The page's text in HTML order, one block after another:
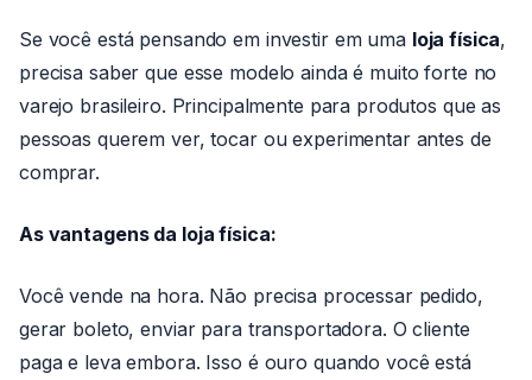
Se você está pensando em investir em uma loja física,
precisa saber que esse modelo ainda é muito forte no
varejo brasileiro. Principalmente para produtos que as
pessoas querem ver, tocar ou experimentar antes de
comprar.
As vantagens da loja física:
Você vende na hora. Não precisa processar pedido,
gerar boleto, enviar para transportadora. O cliente
paga e leva embora. Isso é ouro quando você está